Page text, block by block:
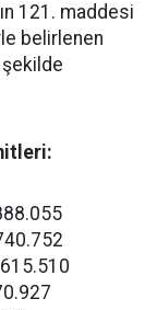
121. maddesi
belirlenen
şekilde